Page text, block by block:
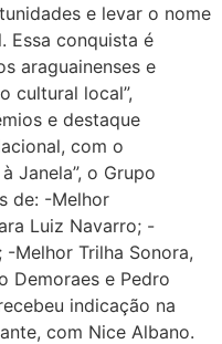
e levar o nome
Essa conquista é
araguainenses e
cultural local”,
e destaque
com o
Janela”, o Grupo
de: -Melhor
Luiz Navarro; -
Melhor Trilha Sonora,
Demoraes e Pedro
indicação na
com Nice Albano.